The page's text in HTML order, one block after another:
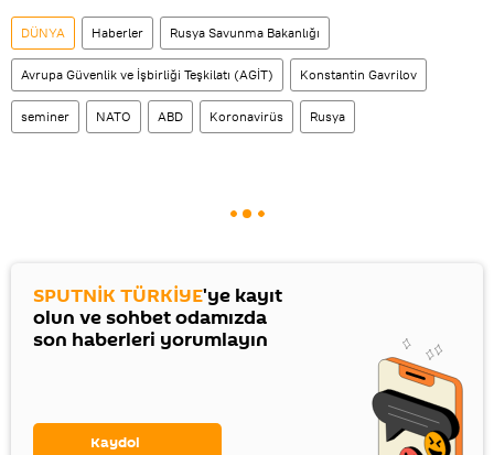
DÜNYA Haberler Rusya Savunma Bakanlığı
Avrupa Güvenlik ve İşbirliği Teşkilatı (AGİT) Konstantin Gavrilov
seminer NATO ABD Koronavirüs Rusya
SPUTNİK TÜRKİYE'ye kayıt
olun ve sohbet odamızda
son haberleri yorumlayın
Kaydol